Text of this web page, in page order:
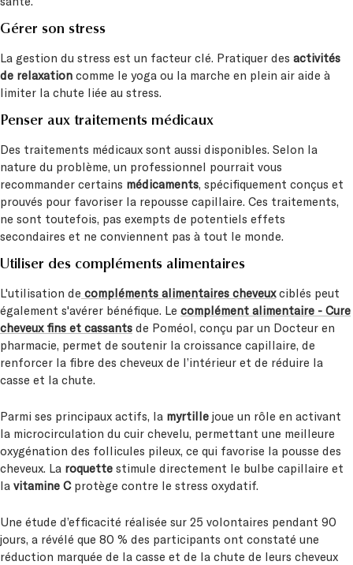
Gérer son stress
La gestion du stress est un facteur clé. Pratiquer des activités
de relaxation comme le yoga ou la marche en plein air aide à
limiter la chute liée au stress.
Penser aux traitements médicaux
Des traitements médicaux sont aussi disponibles. Selon la
nature du problème, un professionnel pourrait vous
recommander certains médicaments, spécifiquement conçus et
prouvés pour favoriser la repousse capillaire. Ces traitements,
ne sont toutefois, pas exempts de potentiels effets
secondaires et ne conviennent pas à tout le monde.
Utiliser des compléments alimentaires
L'utilisation de compléments alimentaires cheveux ciblés peut
également s'avérer bénéfique. Le complément alimentaire - Cure
cheveux fins et cassants de Poméol, conçu par un Docteur en
pharmacie, permet de soutenir la croissance capillaire, de
renforcer la fibre des cheveux de l’intérieur et de réduire la
casse et la chute.
Parmi ses principaux actifs, la myrtille joue un rôle en activant
la microcirculation du cuir chevelu, permettant une meilleure
oxygénation des follicules pileux, ce qui favorise la pousse des
cheveux. La roquette stimule directement le bulbe capillaire et
la vitamine Cprotège contre le stress oxydatif.
Une étude d’efficacité réalisée sur 25 volontaires pendant 90
jours, a révélé que 80 % des participants ont constaté une
réduction marquée de la casse et de la chute de leurs cheveux